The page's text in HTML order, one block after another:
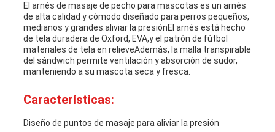
El arnés de masaje de pecho para mascotas es un arnés
de alta calidad y cómodo diseñado para perros pequeños,
medianos y grandes.aliviar la presiónEl arnés está hecho
de tela duradera de Oxford, EVA,y el patrón de fútbol
materiales de tela en relieveAdemás, la malla transpirable
del sándwich permite ventilación y absorción de sudor,
manteniendo a su mascota seca y fresca.
Características:
Diseño de puntos de masaje para aliviar la presión